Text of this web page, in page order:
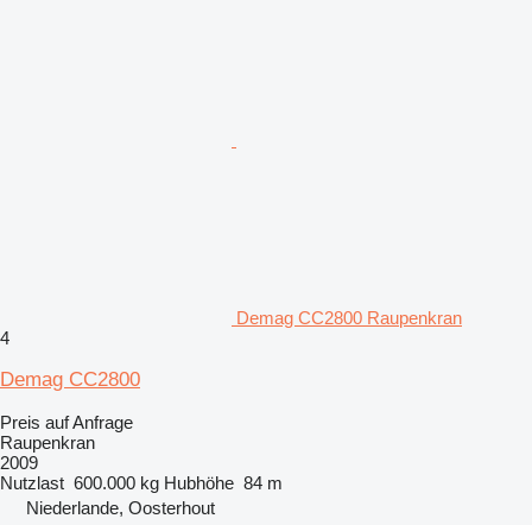
Demag CC2800 Raupenkran
4
Demag CC2800
Preis auf Anfrage
Raupenkran
2009
Nutzlast 600.000 kg Hubhöhe 84 m
Niederlande, Oosterhout